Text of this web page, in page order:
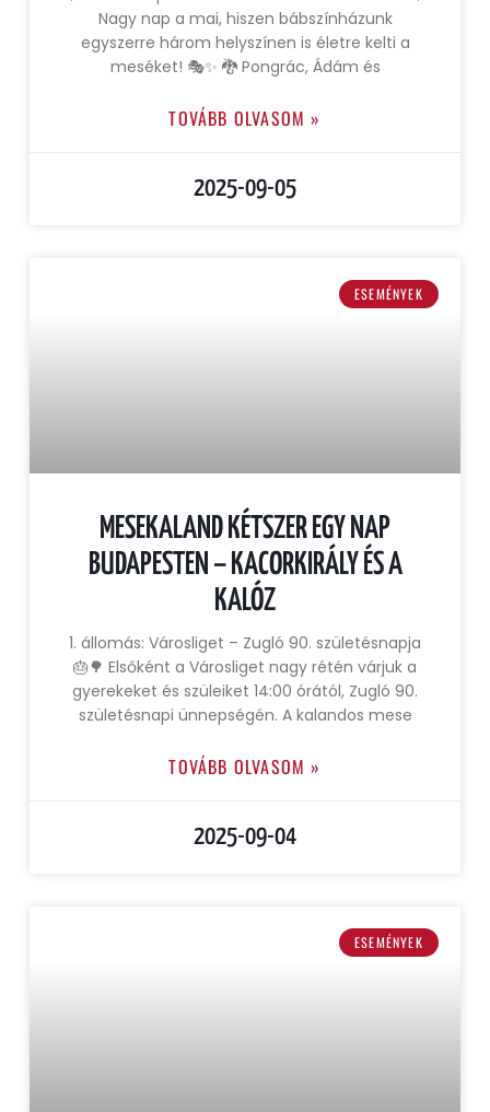
Nagy nap a mai, hiszen bábszínházunk
egyszerre három helyszínen is életre kelti a
meséket! 🎭✨ 🐉 Pongrác, Ádám és
TOVÁBB OLVASOM »
2025-09-05
ESEMÉNYEK
MESEKALAND KÉTSZER EGY NAP
BUDAPESTEN – KACORKIRÁLY ÉS A
KALÓZ
1. állomás: Városliget – Zugló 90. születésnapja
🎂🌳 Elsőként a Városliget nagy rétén várjuk a
gyerekeket és szüleiket 14:00 órától, Zugló 90.
születésnapi ünnepségén. A kalandos mese
TOVÁBB OLVASOM »
2025-09-04
ESEMÉNYEK